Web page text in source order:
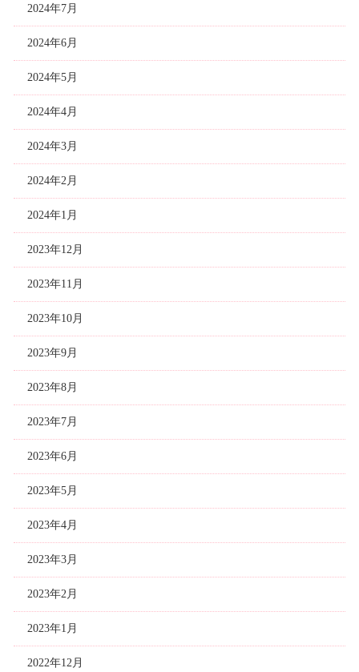
2024年7月
2024年6月
2024年5月
2024年4月
2024年3月
2024年2月
2024年1月
2023年12月
2023年11月
2023年10月
2023年9月
2023年8月
2023年7月
2023年6月
2023年5月
2023年4月
2023年3月
2023年2月
2023年1月
2022年12月